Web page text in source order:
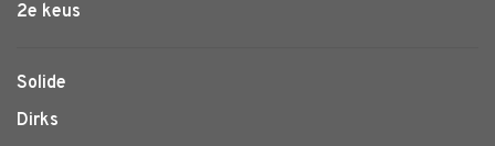
2e keus
Solide
Dirks